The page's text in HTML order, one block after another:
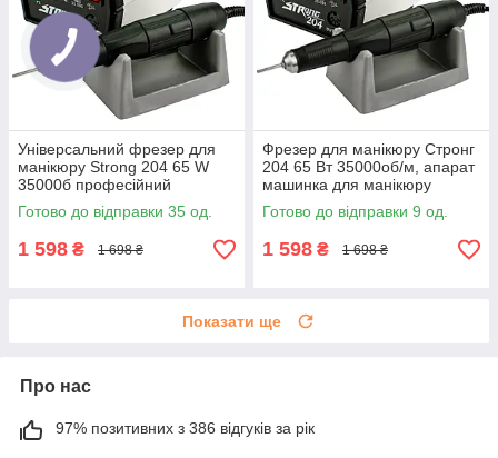
Універсальний фрезер для
манікюру Strong 204 65 W
35000б професійний
потужний апаратний манікюр
Стронг
Готово до відправки 35 од.
1 598 ₴ 1 698 ₴
Фрезер для манікюру Стронг
204 65 Вт 35000об/м, апарат
машинка для манікюру
фрезер Strong 204
Готово до відправки 9 од.
1 598 ₴ 1 698 ₴
Показати ще
Про нас
97% позитивних з 386 відгуків за рік